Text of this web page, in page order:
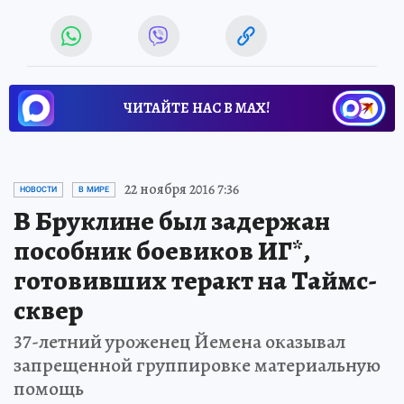
ЧИТАЙТЕ НАС В МАХ!
НОВОСТИ В МИРЕ 22 ноября 2016 7:36
В Бруклине был задержан
пособник боевиков ИГ*,
готовивших теракт на Таймс-
сквер
37-летний уроженец Йемена оказывал
запрещенной группировке материальную
помощь